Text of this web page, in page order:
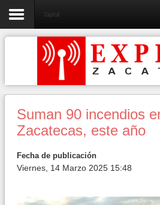
Capital
Suman 90 incendios
Zacatecas, este año
Fecha de publicación
Viernes, 14 Marzo 2025 15:48